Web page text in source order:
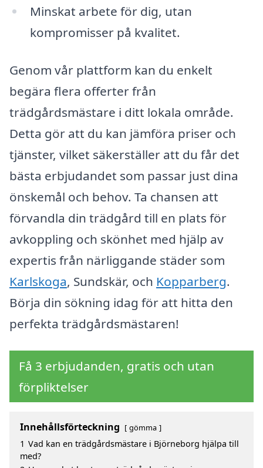
Minskat arbete för dig, utan
kompromisser på kvalitet.
Genom vår plattform kan du enkelt
begära flera offerter från
trädgårdsmästare i ditt lokala område.
Detta gör att du kan jämföra priser och
tjänster, vilket säkerställer att du får det
bästa erbjudandet som passar just dina
önskemål och behov. Ta chansen att
förvandla din trädgård till en plats för
avkoppling och skönhet med hjälp av
expertis från närliggande städer som
Karlskoga, Sundskär, och Kopparberg.
Börja din sökning idag för att hitta den
perfekta trädgårdsmästaren!
Få 3 erbjudanden, gratis och utan
förpliktelser
Innehållsförteckning gömma
1 Vad kan en trädgårdsmästare i Björneborg hjälpa till
med?